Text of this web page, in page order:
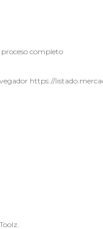
proceso completo
https://